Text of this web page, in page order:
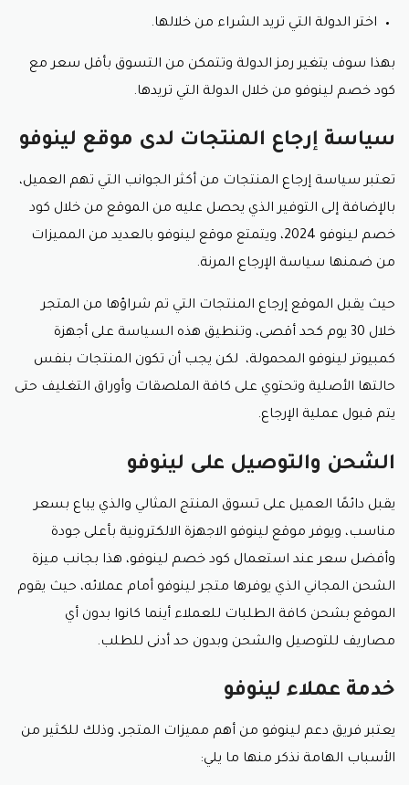
خطوات انشاء حساب على موقع لينوفو
استطاع متجر لينوفو أن يجذب شريحة كبيرة من المتسوقين
سبل التسوق الممتع والمريح أمام هؤلاء العملاء، كما قام
لينوفو 2024، وليك يتمكن العميل من الاستفادة بكافة
الطلب يجب عليه انشاء حساب خاص به على الموقع، وهذه
خطوات انشاء الحساب:
بادر بالدخول على الموقع الإلكتروني لينوفو عبر استخدام
عند الدخول على الموقع سوف تجد أيقونة التسجيل في
قم بالنقر على هذه الأيقونة والتي تظهر على شكل
شخص.
اختر انشاء حساب جديد.
سوف يظهر أمامك نموذج التسجيل، قم بكتابة جميع
الخاصة بحسابك.
صحيح ثم اضغط على كلمة إنشاء.
فور انهاء كافة الخطوات السابقة يكون لديك حساب على
متجر لينوفو الإلكتروني، وتستطيع من خلاله أن تتسوق كل
الأجهزة التي ترغب في اقتنائها بأسعار مخفضة عند
استعمال كود خصم لينوفو.
مميزات استعمال كود خصم لينوفو
يشتهر متجر لينوفو الإلكتروني بتوفير أفضل أنواع الأجهزة
كود خصم لينوفو الذي يقوم بمهمة التوفير على الموقع،
ومن أبرز مميزات كود لينوفو نذكر الآتي:
اقتصاد المال وقت الشراء
اختر الدولة التي تريد الشراء من خلالها.
بهذا سوف يتغير رمز الدولة وتتمكن من التسوق بأقل سعر مع
كود خصم لينوفو من خلال الدولة التي تريدها.
سياسة إرجاع المنتجات لدى موقع لينوفو
تعتبر سياسة إرجاع المنتجات من أكثر الجوانب التي تهم العميل،
بالإضافة إلى التوفير الذي يحصل عليه من الموقع من خلال كود
خصم لينوفو 2024، ويتمتع موقع لينوفو بالعديد من المميزات
من ضمنها سياسة الإرجاع المرنة.
حيث يقبل الموقع إرجاع المنتجات التي تم شراؤها من المتجر
خلال 30 يوم كحد أقصى، وتنطيق هذه السياسة على أجهزة
كمبيوتر لينوفو المحمولة، لكن يجب أن تكون المنتجات بنفس
حالتها الأصلية وتحتوي على كافة الملصقات وأوراق التغليف حتى
يتم قبول عملية الإرجاع.
الشحن والتوصيل على لينوفو
يقبل دائمًا العميل على تسوق المنتج المثالي والذي يباع بسعر
مناسب، ويوفر موقع لينوفو الاجهزة الالكترونية بأعلى جودة
وأفضل سعر عند استعمال كود خصم لينوفو، هذا بجانب ميزة
الشحن المجاني الذي يوفرها متجر لينوفو أمام عملائه، حيث يقوم
الموقع بشحن كافة الطلبات للعملاء أينما كانوا بدون أي
مصاريف للتوصيل والشحن وبدون حد أدنى للطلب.
خدمة عملاء لينوفو
يعتبر فريق دعم لينوفو من أهم مميزات المتجر، وذلك للكثير من
الأسباب الهامة نذكر منها ما يلي: